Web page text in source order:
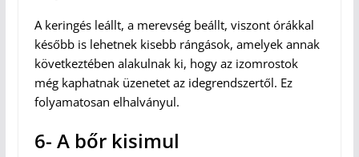
A keringés leállt, a merevség beállt, viszont órákkal
később is lehetnek kisebb rángások, amelyek annak
következtében alakulnak ki, hogy az izomrostok
még kaphatnak üzenetet az idegrendszertől. Ez
folyamatosan elhalványul.
6- A bőr kisimul